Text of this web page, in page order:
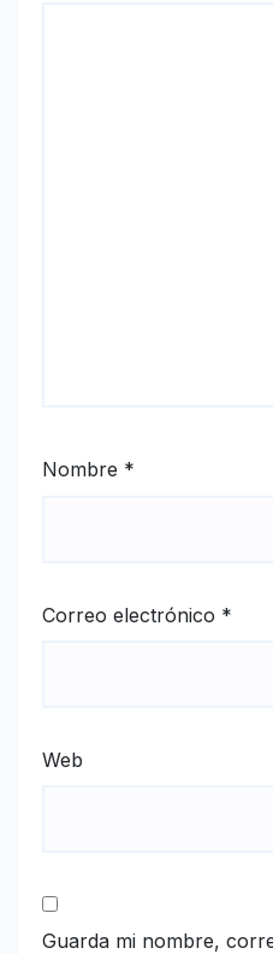
Nombre *
Correo electrónico *
Web
Guarda mi nombre,